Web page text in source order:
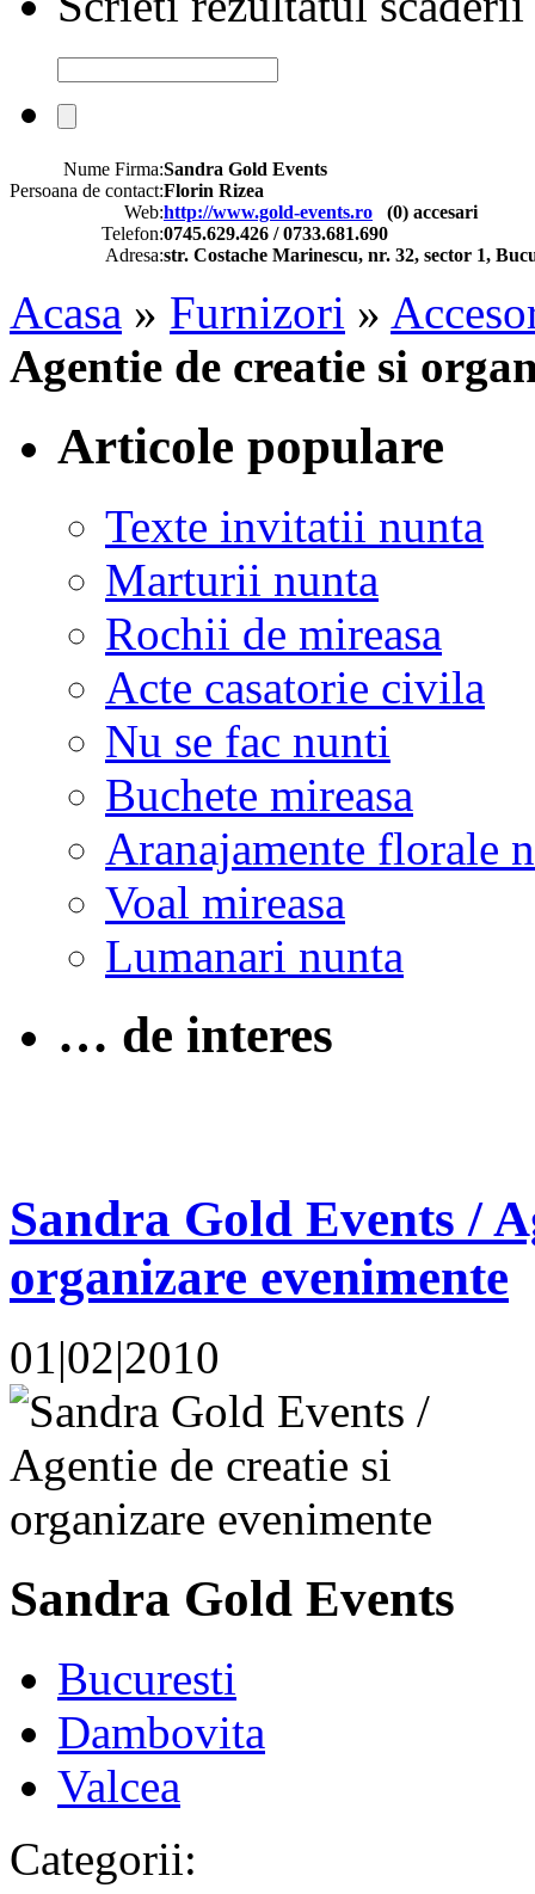
Nume Firma:Sandra Gold Events
Persoana de contact:Florin Rizea
Web:http://www.gold-events.ro (0) accesari
Telefon:0745.629.426 / 0733.681.690
Adresa:str. Costache Marinescu, nr. 32, sector 1,
Acasa » Furnizori »
Agentie de creatie si
Articole populare
Texte invitatii nunta
Marturii nunta
Rochii de mireasa
Acte casatorie civila
Nu se fac nunti
Buchete mireasa
Aranajamente florale
Voal mireasa
Lumanari nunta
… de interes
Sandra Gold Events /
organizare evenimente
01|02|2010
Sandra Gold Events
Bucuresti
Dambovita
Valcea
Categorii: